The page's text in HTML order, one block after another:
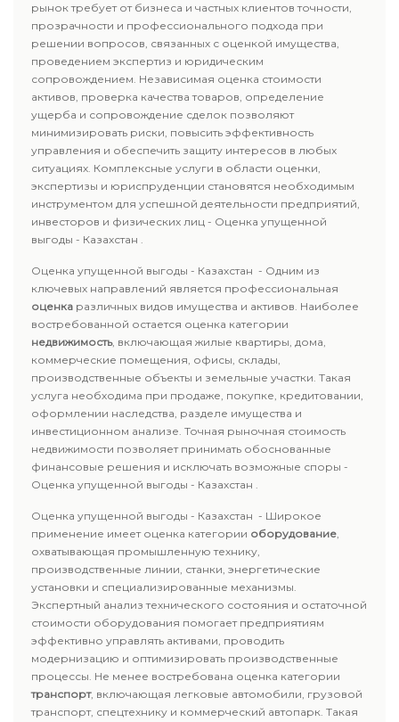
рынок требует от бизнеса и частных клиентов точности,
прозрачности и профессионального подхода при
решении вопросов, связанных с оценкой имущества,
проведением экспертиз и юридическим
сопровождением. Независимая оценка стоимости
активов, проверка качества товаров, определение
ущерба и сопровождение сделок позволяют
минимизировать риски, повысить эффективность
управления и обеспечить защиту интересов в любых
ситуациях. Комплексные услуги в области оценки,
экспертизы и юриспруденции становятся необходимым
инструментом для успешной деятельности предприятий,
инвесторов и физических лиц - Оценка упущенной
выгоды - Казахстан .
Оценка упущенной выгоды - Казахстан - Одним из
ключевых направлений является профессиональная
оценка различных видов имущества и активов. Наиболее
востребованной остается оценка категории
недвижимость, включающая жилые квартиры, дома,
коммерческие помещения, офисы, склады,
производственные объекты и земельные участки. Такая
услуга необходима при продаже, покупке, кредитовании,
оформлении наследства, разделе имущества и
инвестиционном анализе. Точная рыночная стоимость
недвижимости позволяет принимать обоснованные
финансовые решения и исключать возможные споры -
Оценка упущенной выгоды - Казахстан .
Оценка упущенной выгоды - Казахстан - Широкое
применение имеет оценка категории оборудование,
охватывающая промышленную технику,
производственные линии, станки, энергетические
установки и специализированные механизмы.
Экспертный анализ технического состояния и остаточной
стоимости оборудования помогает предприятиям
эффективно управлять активами, проводить
модернизацию и оптимизировать производственные
процессы. Не менее востребована оценка категории
транспорт, включающая легковые автомобили, грузовой
транспорт, спецтехнику и коммерческий автопарк. Такая